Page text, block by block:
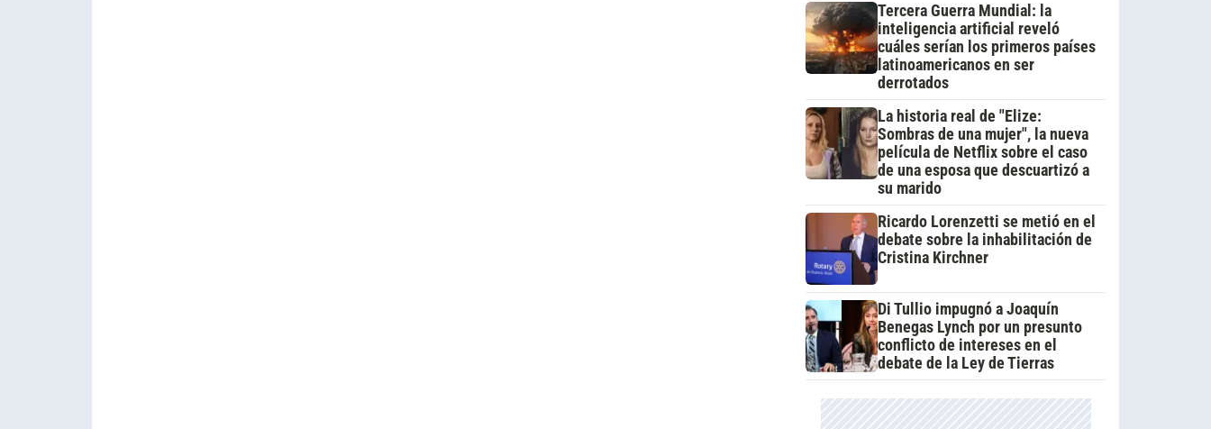
Tercera Guerra Mundial: la
inteligencia artificial reveló
cuáles serían los primeros países
latinoamericanos en ser
derrotados
La historia real de "Elize:
Sombras de una mujer", la nueva
película de Netflix sobre el caso
de una esposa que descuartizó a
su marido
Ricardo Lorenzetti se metió en el
debate sobre la inhabilitación de
Cristina Kirchner
Di Tullio impugnó a Joaquín
Benegas Lynch por un presunto
conflicto de intereses en el
debate de la Ley de Tierras